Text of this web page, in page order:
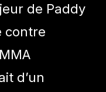
de Paddy
contre
d’un